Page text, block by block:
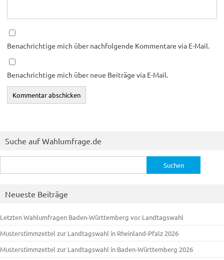
Benachrichtige mich über nachfolgende Kommentare via E-Mail.
Benachrichtige mich über neue Beiträge via E-Mail.
Suche auf Wahlumfrage.de
nach:
Neueste Beiträge
Letzten Wahlumfragen Baden-Württemberg vor Landtagswahl
Musterstimmzettel zur Landtagswahl in Rheinland-Pfalz 2026
Musterstimmzettel zur Landtagswahl in Baden-Württemberg 2026